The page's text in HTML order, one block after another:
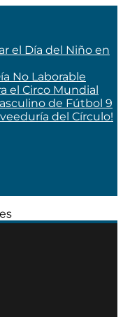
el Día del Niño en
No Laborable
el Circo Mundial
de Fútbol 9
del Círculo!